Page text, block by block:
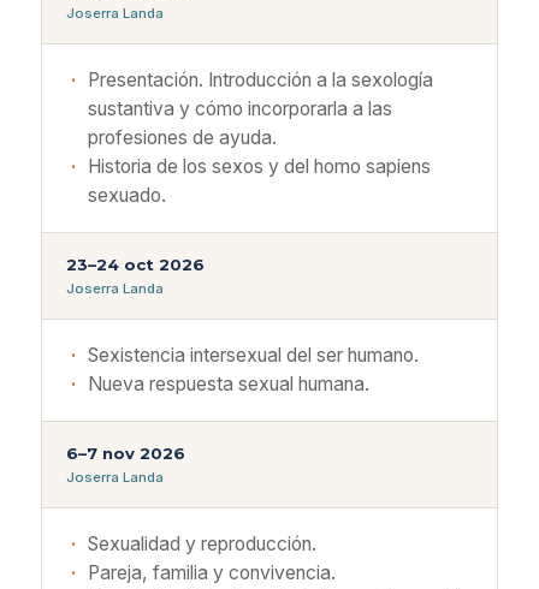
Joserra Landa
Presentación. Introducción a la sexología
sustantiva y cómo incorporarla a las
profesiones de ayuda.
Historia de los sexos y del homo sapiens
sexuado.
23–24 oct 2026
Joserra Landa
Sexistencia intersexual del ser humano.
Nueva respuesta sexual humana.
6–7 nov 2026
Joserra Landa
Sexualidad y reproducción.
Pareja, familia y convivencia.